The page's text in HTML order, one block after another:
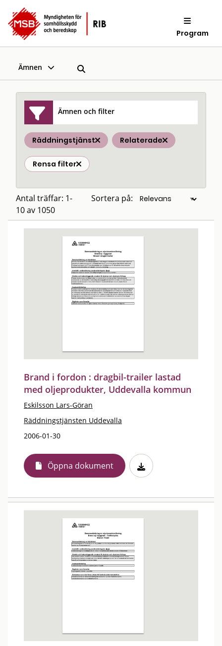
Program
Ämnen
Ämnen och filter
Räddningstjänst Relaterade
Rensa filter
Antal träffar: 1-
10 av 1050
Sortera på:
Brand i fordon : dragbil-trailer lastad
med oljeprodukter, Uddevalla kommun
Eskilsson Lars-Göran
Räddningstjänsten Uddevalla
2006-01-30
Öppna dokument